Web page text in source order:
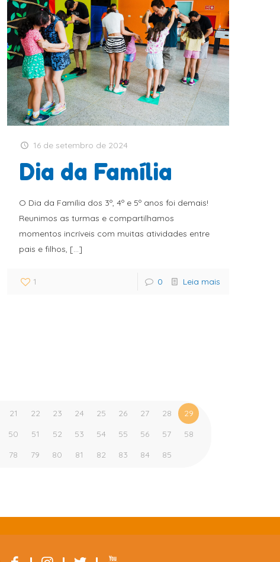
16 de setembro de 2024
Dia da Família
O Dia da Família dos 3º, 4º e 5º anos foi demais!
Reunimos as turmas e compartilhamos
momentos incríveis com muitas atividades entre
pais e filhos, […]
1 0 Leia mais
21 22 23 24 25 26 27 28
29
50 51 52 53 54 55 56 57
58
78 79 80 81 82 83 84 85